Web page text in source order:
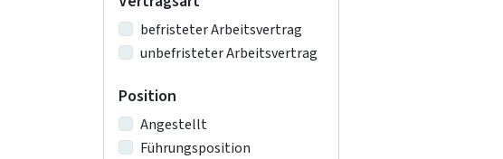
befristeter Arbeitsvertrag
unbefristeter Arbeitsvertrag
Position
Angestellt
Führungsposition